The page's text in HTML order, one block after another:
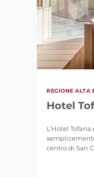
REGIONE ALTA
Hotel
L’Hotel
centro di San